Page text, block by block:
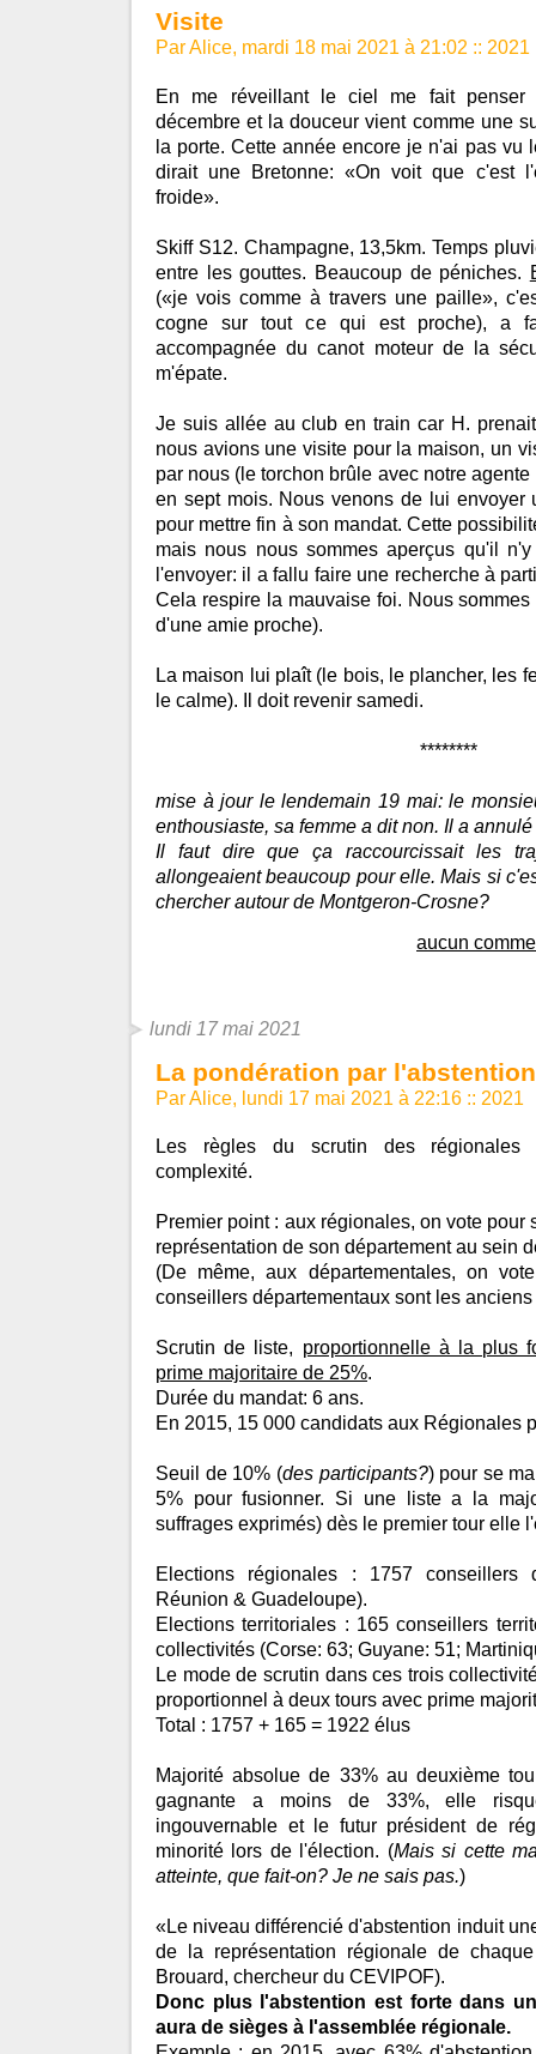
Visite
Par Alice, mardi 18 mai 2021 à 21:02 :: 2021
En me réveillant le ciel me fait penser
décembre et la douceur vient comme une
la porte. Cette année encore je n'ai pas vu
dirait une Bretonne: «On voit que c'est
froide».
Skiff S12. Champagne, 13,5km. Temps
entre les gouttes. Beaucoup de péniches.
(«je vois comme à travers une paille»,
cogne sur tout ce qui est proche), a
accompagnée du canot moteur de la
m'épate.
Je suis allée au club en train car H.
nous avions une visite pour la maison, un
par nous (le torchon brûle avec notre
en sept mois. Nous venons de lui envoyer
pour mettre fin à son mandat. Cette
mais nous nous sommes aperçus qu'il
l'envoyer: il a fallu faire une recherche à
Cela respire la mauvaise foi. Nous
d'une amie proche).
La maison lui plaît (le bois, le plancher, les
le calme). Il doit revenir samedi.
********
mise à jour le lendemain 19 mai: le
enthousiaste, sa femme a dit non. Il a
Il faut dire que ça raccourcissait les
allongeaient beaucoup pour elle. Mais si
chercher autour de Montgeron-Crosne?
aucun
lundi 17 mai 2021
La pondération par l'abstention
Par Alice, lundi 17 mai 2021 à 22:16 :: 2021
Les règles du scrutin des régionales
complexité.
Premier point : aux régionales, on vote pour
représentation de son département au sein
(De même, aux départementales, on
conseillers départementaux sont les
Scrutin de liste, proportionnelle à la plus
prime majoritaire de 25%.
Durée du mandat: 6 ans.
En 2015, 15 000 candidats aux Régionales
Seuil de 10% (des participants?) pour se
5% pour fusionner. Si une liste a la
suffrages exprimés) dès le premier tour elle
Elections régionales : 1757 conseillers
Réunion & Guadeloupe).
Elections territoriales : 165 conseillers
collectivités (Corse: 63; Guyane: 51;
Le mode de scrutin dans ces trois
proportionnel à deux tours avec prime
Total : 1757 + 165 = 1922 élus
Majorité absolue de 33% au deuxième
gagnante a moins de 33%, elle
ingouvernable et le futur président de
minorité lors de l'élection. (Mais si cette
atteinte, que fait-on? Je ne sais pas.)
«Le niveau différencié d'abstention induit
de la représentation régionale de
Brouard, chercheur du CEVIPOF).
Donc plus l'abstention est forte dans
aura de sièges à l'assemblée régionale.